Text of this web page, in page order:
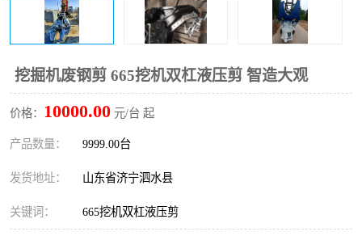
挖掘机废钢剪 665挖机双杠液压剪 智造大观
价格： 10000.00 元/台 起
产品数量： 9999.00台
发货地址： 山东省济宁泗水县
关键词： 665挖机双杠液压剪
清扫器 割草机
挖树机 拓荒机
滚筒筛
挖掘机破碎斗